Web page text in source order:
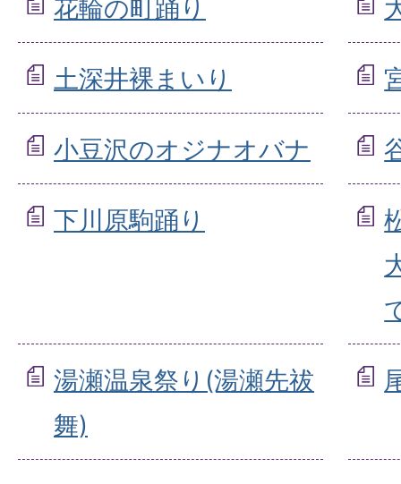
花輪の町踊り
土深井裸まいり
小豆沢のオジナオバナ
下川原駒踊り
湯瀬温泉祭り(湯瀬先祓
舞)